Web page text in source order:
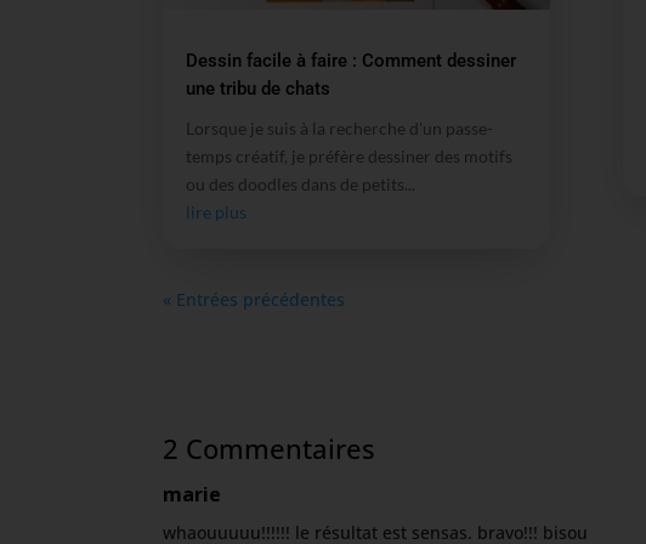
Dessin facile à faire : Comment dessiner
une tribu de chats
Lorsque je suis à la recherche d'un passe-
temps créatif, je préfère dessiner des motifs
ou des doodles dans de petits...
lire plus
« Entrées précédentes
2 Commentaires
marie
whaouuuuu!!!!!! le résultat est sensas. bravo!!! bisou